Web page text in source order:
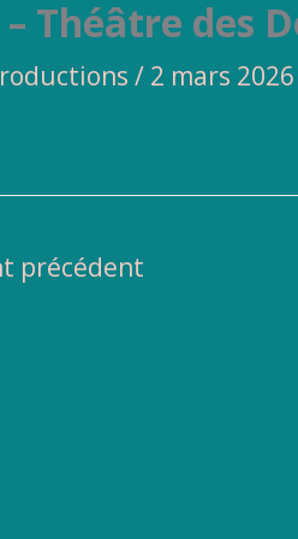
Théâtre des
/ 2 mars 2026
précédent